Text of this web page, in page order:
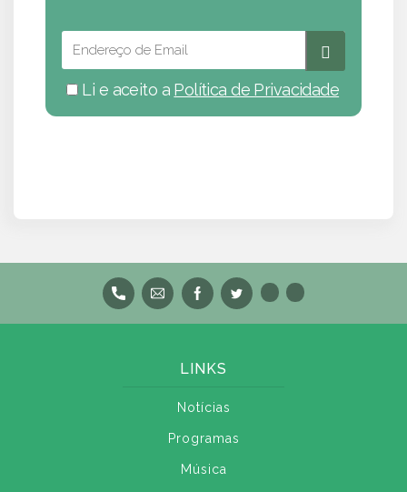
Li e aceito a Política de Privacidade
LINKS
Notícias
Programas
Música